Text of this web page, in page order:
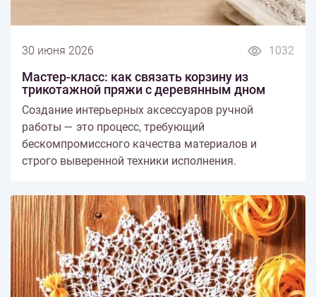
1032
30 июня 2026
Мастер-класс: как связать корзину из
трикотажной пряжи с деревянным дном
Создание интерьерных аксессуаров ручной
работы — это процесс, требующий
бескомпромиссного качества материалов и
строго выверенной техники исполнения.